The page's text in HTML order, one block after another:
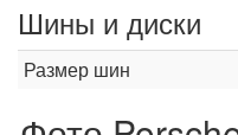
Шины и диски
Размер шин